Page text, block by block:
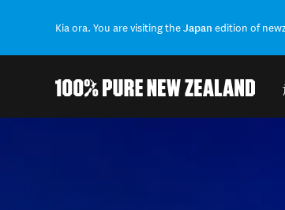
Kia ora. You are visiting theJapan edition of